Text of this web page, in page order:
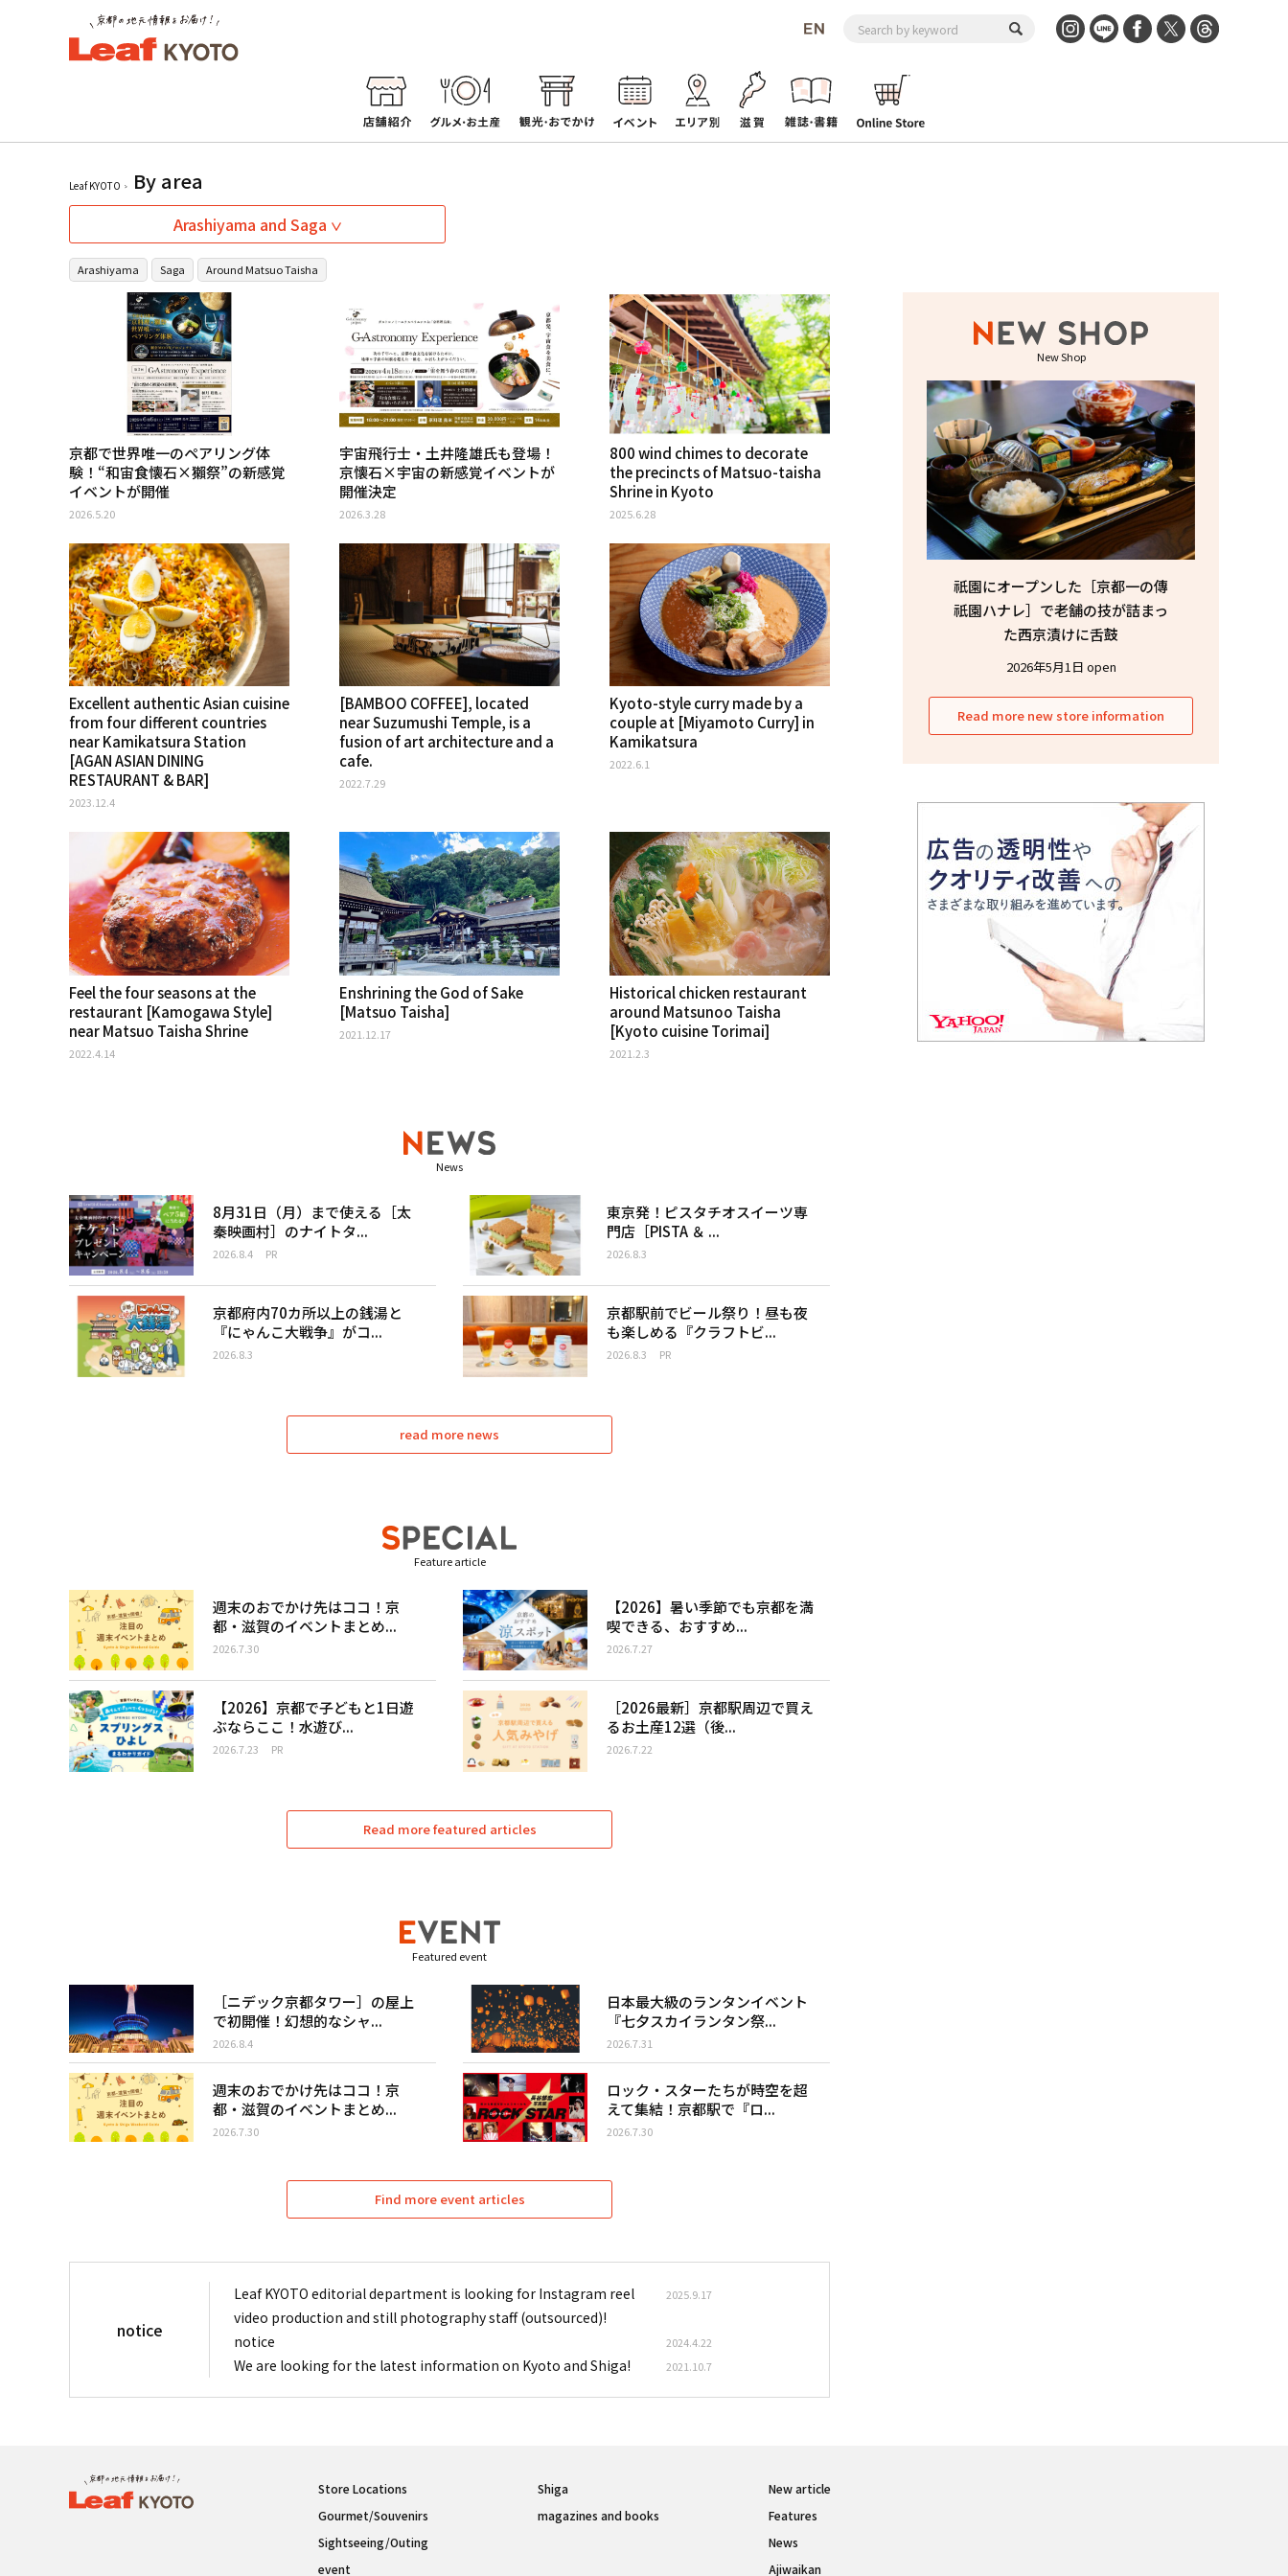
Leaf KYOTO By area
Arashiyama and Saga
Arashiyama Saga Around Matsuo Taisha
京都で世界唯一のペアリング体
験！“和宙食懐石×獺祭”の新感覚
イベントが開催
2026.5.20
宇宙飛行士・土井隆雄氏も登場！
京懐石×宇宙の新感覚イベントが
開催決定
2026.3.28
800 wind chimes to decorate
the precincts of Matsuo-taisha
Shrine in Kyoto
2025.6.28
Excellent authentic Asian cuisine
from four different countries
near Kamikatsura Station
[AGAN ASIAN DINING
RESTAURANT & BAR]
2023.12.4
[BAMBOO COFFEE], located
near Suzumushi Temple, is a
fusion of art architecture and a
cafe.
2022.7.29
Kyoto-style curry made by a
couple at [Miyamoto Curry] in
Kamikatsura
2022.6.1
Feel the four seasons at the
restaurant [Kamogawa Style]
near Matsuo Taisha Shrine
2022.4.14
Enshrining the God of Sake
[Matsuo Taisha]
2021.12.17
Historical chicken restaurant
around Matsunoo Taisha
[Kyoto cuisine Torimai]
2021.2.3
News
8月31日（月）まで使える［太
秦映画村］のナイトタ...
2026.8.4 PR
東京発！ピスタチオスイーツ専
門店［PISTA ＆ ...
2026.8.3
京都府内70カ所以上の銭湯と
『にゃんこ大戦争』がコ...
2026.8.3
京都駅前でビール祭り！昼も夜
も楽しめる『クラフトビ...
2026.8.3 PR
read more news
Feature article
週末のおでかけ先はココ！京
都・滋賀のイベントまとめ...
2026.7.30
【2026】暑い季節でも京都を満
喫できる、おすすめ...
2026.7.27
【2026】京都で子どもと1日遊
ぶならここ！水遊び...
2026.7.23 PR
［2026最新］京都駅周辺で買え
るお土産12選（後...
2026.7.22
Read more featured articles
Featured event
［ニデック京都タワー］の屋上
で初開催！幻想的なシャ...
2026.8.4
日本最大級のランタンイベント
『七夕スカイランタン祭...
2026.7.31
週末のおでかけ先はココ！京
都・滋賀のイベントまとめ...
2026.7.30
ロック・スターたちが時空を超
えて集結！京都駅で『ロ...
2026.7.30
Find more event articles
New Shop
祇園にオープンした［京都一の傳
祇園ハナレ］で老舗の技が詰まっ
た西京漬けに舌鼓
2026年5月1日 open
Read more new store information
notice
Leaf KYOTO editorial department is looking for Instagram reel
video production and still photography staff (outsourced)!
2025.9.17
notice 2024.4.22
We are looking for the latest information on Kyoto and Shiga! 2021.10.7
Store Locations
Gourmet/Souvenirs
Sightseeing/Outing
event
Shiga
magazines and books
New article
Features
News
Ajiwaikan